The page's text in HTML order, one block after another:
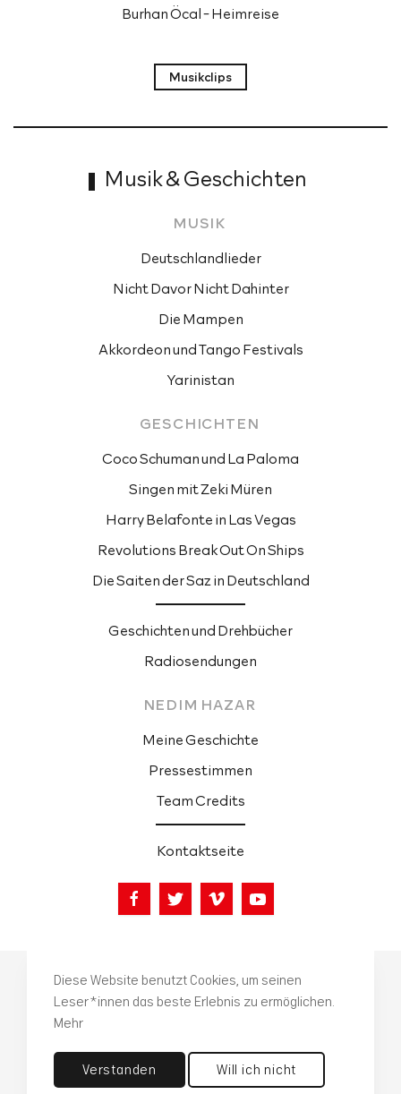
Burhan Öcal - Heimreise
Musikclips
Musik & Geschichten
MUSIK
Deutschlandlieder
Nicht Davor Nicht Dahinter
Die Mampen
Akkordeon und Tango Festivals
Yarinistan
GESCHICHTEN
Coco Schuman und La Paloma
Singen mit Zeki Müren
Harry Belafonte in Las Vegas
Revolutions Break Out On Ships
Die Saiten der Saz in Deutschland
Geschichten und Drehbücher
Radiosendungen
NEDIM HAZAR
Meine Geschichte
Pressestimmen
Team Credits
Kontaktseite
© 2021 NEDIM HAZAR | designed byaristotheme
Diese Website benutzt Cookies, um seinen
Leser*innen das beste Erlebnis zu ermöglichen.
Mehr
Verstanden Will ich nicht